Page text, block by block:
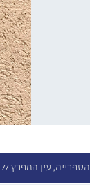
הספרייה, עין המפרץ //